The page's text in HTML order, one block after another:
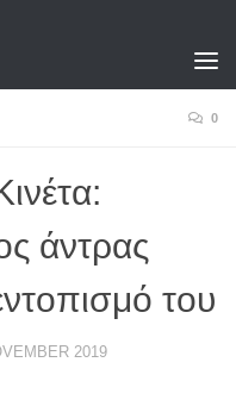
0
άντρας
του
2019